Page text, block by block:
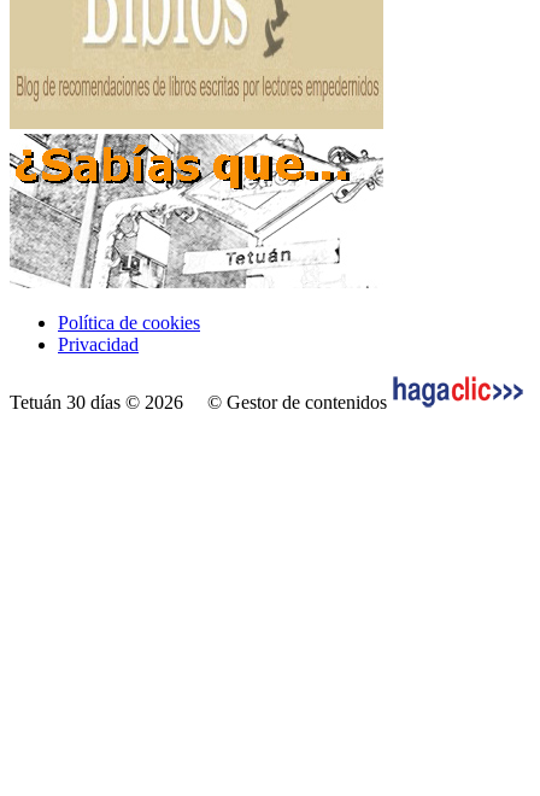
Política de cookies
Privacidad
Tetuán 30 días © 2026 © Gestor de contenidos